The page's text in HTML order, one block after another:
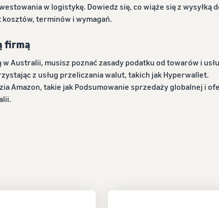
w logistykę. Dowiedz się, co wiąże się z wysyłką
kosztów, terminów i wymagań.
firmą
Australii, musisz poznać zasady podatku od towarów i
z usług przeliczania walut, takich jak Hyperwallet.
Amazon, takie jak Podsumowanie sprzedaży globalnej i